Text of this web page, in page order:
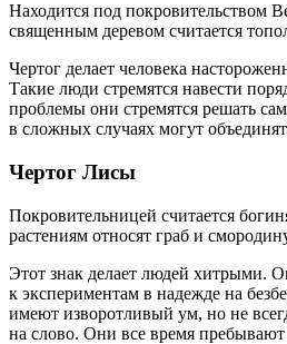
Находится под покровительством
священным деревом считается
Чертог делает человека
Такие люди стремятся навести
проблемы они стремятся решать
в сложных случаях могут
Чертог Лисы
Покровительницей считается
растениям относят граб и
Этот знак делает людей хитрыми.
к экспериментам в надежде на
имеют изворотливый ум, но не
на слово. Они все время